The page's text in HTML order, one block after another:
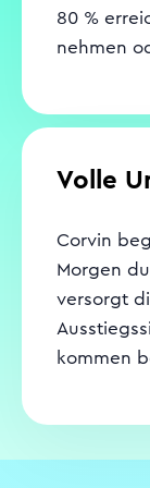
80 %
nehmen
Volle
Corvin
Morgen
versorgt
kommen